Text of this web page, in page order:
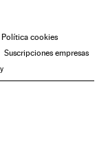
Política cookies
Suscripciones empresas